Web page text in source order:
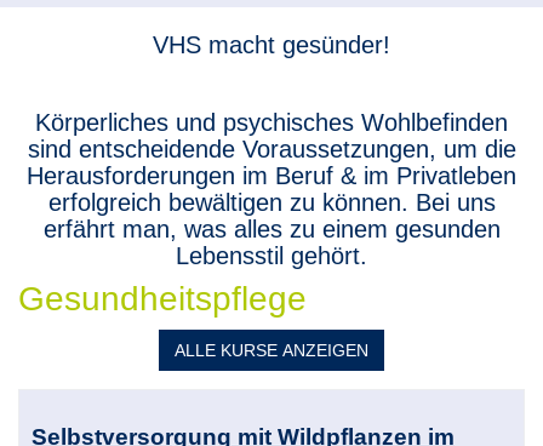
VHS macht gesünder!
Körperliches und psychisches Wohlbefinden
sind entscheidende Voraussetzungen, um die
Herausforderungen im Beruf & im Privatleben
erfolgreich bewältigen zu können. Bei uns
erfährt man, was alles zu einem gesunden
Lebensstil gehört.
Gesundheitspflege
ALLE KURSE ANZEIGEN
Tabellenüberschriften
Selbstversorgung mit Wildpflanzen im